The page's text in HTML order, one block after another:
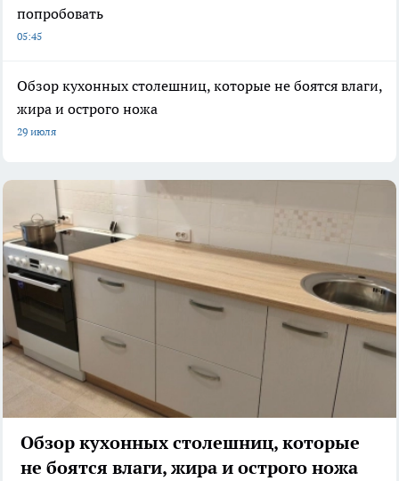
попробовать
05:45
Обзор кухонных столешниц, которые не боятся влаги,
жира и острого ножа
29 июля
Обзор кухонных столешниц, которые
не боятся влаги, жира и острого ножа